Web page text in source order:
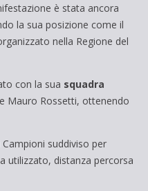
è stata ancora
la sua posizione come il
nella Regione del
con la sua squadra
Mauro Rossetti, ottenendo
suddiviso per
utilizzato, distanza percorsa